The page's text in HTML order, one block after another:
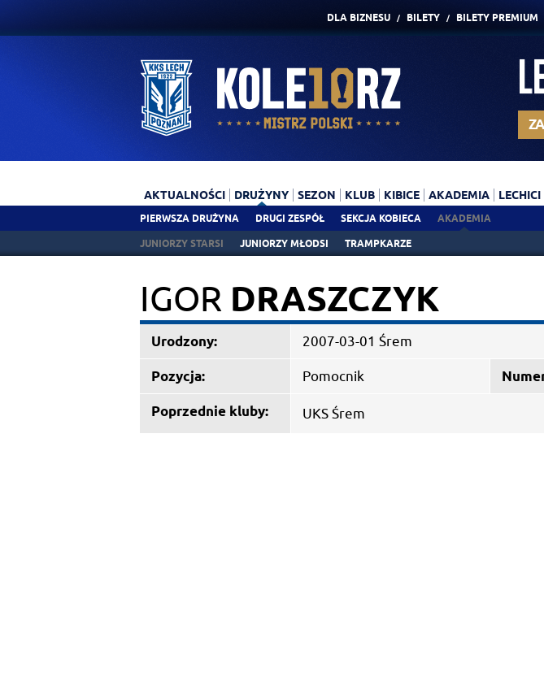
DLA BIZNESU BILETY BILETY PREMIUM
AKTUALNOŚCI DRUŻYNY
PIERWSZA DRUŻYNA DRUGI ZESPÓŁ SEKCJA KOBIECA AKADEMIA
JUNIORZY STARSI JUNIORZY MŁODSI TRAMPKARZE
SEZON KLUB KIBICE AKADEMIA LECHICI
IGOR DRASZCZYK
Urodzony: 2007-03-01 Śrem
Pozycja: Pomocnik
Poprzednie kluby: UKS Śrem